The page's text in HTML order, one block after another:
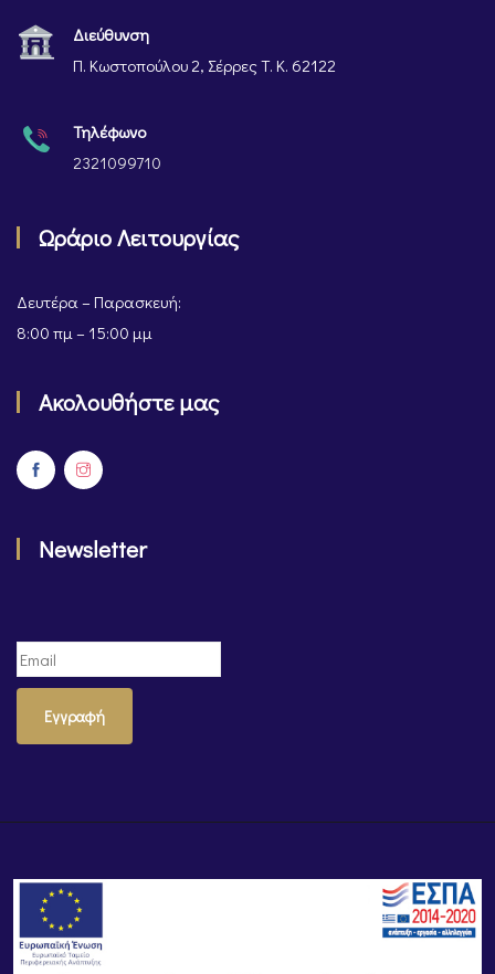
Διεύθυνση
Π. Κωστοπούλου 2, Σέρρες Τ. Κ. 62122
Τηλέφωνο
2321099710
Ωράριο Λειτουργίας
Δευτέρα – Παρασκευή:
8:00 πμ – 15:00 μμ
Ακολουθήστε μας
Newsletter
Εγγραφή